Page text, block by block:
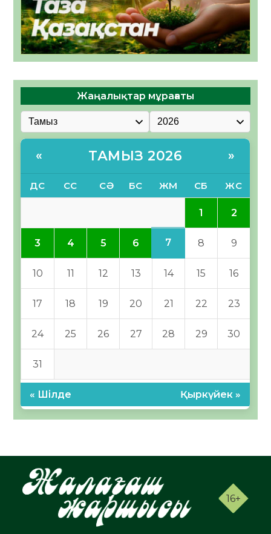
Жаңалықтар мұрағаты
« ТАМЫЗ 2026 »
ДС СС СӘ БС ЖМ СБ ЖС
1 2
3 4 5 6 7 8 9
10 11 12 13 14 15 16
17 18 19 20 21 22 23
24 25 26 27 28 29 30
31
« Шілде Қыркүйек »
16+